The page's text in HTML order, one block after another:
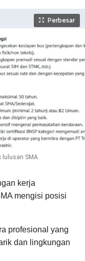
Perbesar
lulusan SMA
kerja
mengisi posisi
profesional yang
dan lingkungan